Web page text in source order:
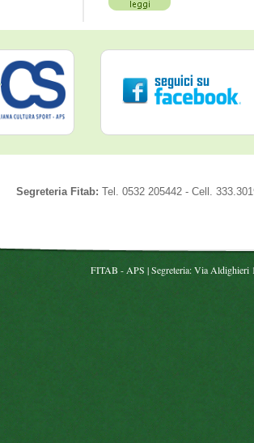
Segreteria Fitab: Tel. 0532 205442 - Cell.
FITAB - APS | Segreteria: Via Aldighieri